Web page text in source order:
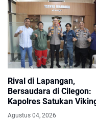
Rival di Lapangan,
Bersaudara di Cilegon:
Kapolres Satukan
dan Jak Mania Demi
Agustus 04, 2026